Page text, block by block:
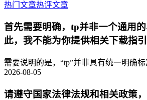
热门文章热评文章
首先需要明确，tp并非一个通用
此，我不能为你提供相关下载指引
需要说明的是，“tp”并非具有统一明确
2026-08-05
请遵守国家法律法规和相关政策